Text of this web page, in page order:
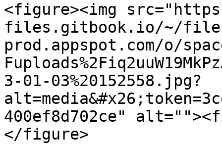
<figure><img
files.gitbook.io/~/
prod.appspot.com/o/
3-01-03%20152558.jpg?
400ef8d702ce"
</figure>